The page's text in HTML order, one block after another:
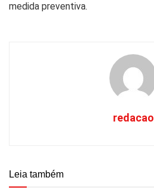
medida preventiva.
redacao
Leia também